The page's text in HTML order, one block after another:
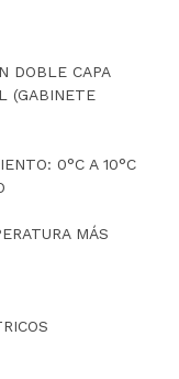
DOBLE CAPA
(GABINETE
0°C A 10°C
MÁS